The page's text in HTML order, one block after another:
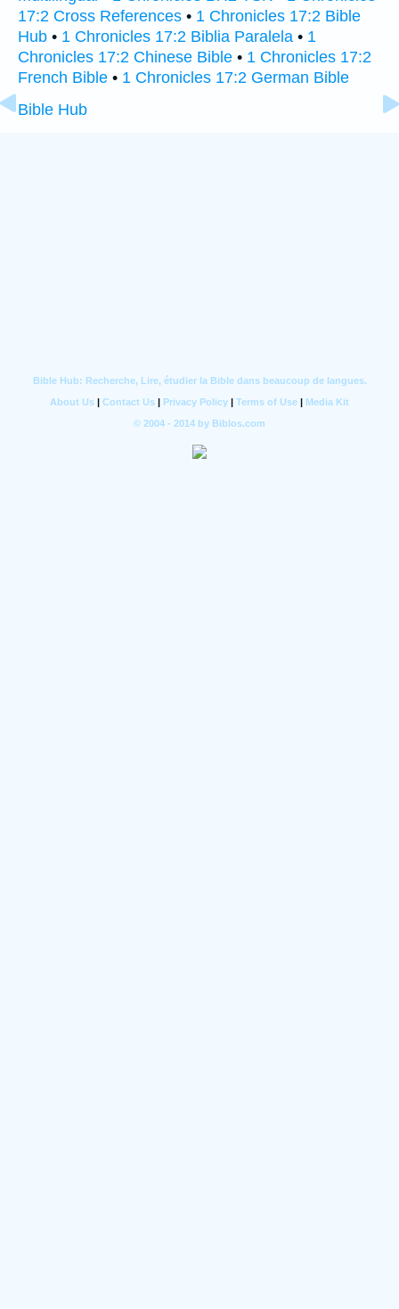
17:2 Cross References • 1 Chronicles 17:2 Bible
Hub • 1 Chronicles 17:2 Biblia Paralela • 1
Chronicles 17:2 Chinese Bible • 1 Chronicles 17:2
French Bible • 1 Chronicles 17:2 German Bible
Bible Hub